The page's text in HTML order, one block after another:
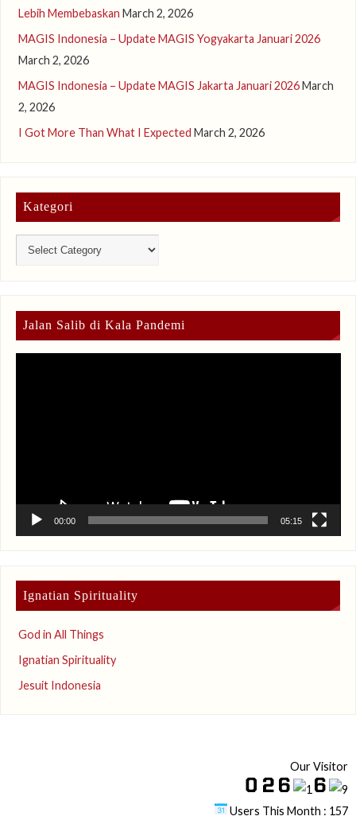
Lebih Membebaskan March 2, 2026
MAGIS Indonesia – Update MAGIS Yogyakarta Januari 2026
March 2, 2026
MAGIS Indonesia – Update MAGIS Jakarta Januari 2026March
2, 2026
I Got More Than What I Expected March 2, 2026
Kategori
Jalan Salib di Kala Pandemi
00:00 05:15
Ignatian Spirituality
God in All Things
Ignatian Spirituality
Jesuit Indonesia
Our Visitor
Users This Month : 157